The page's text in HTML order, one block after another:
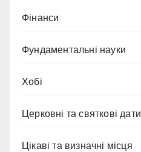
Фінанси
Фундаментальні науки
Хобі
Церковні та святкові дати
Цікаві та визначні місця